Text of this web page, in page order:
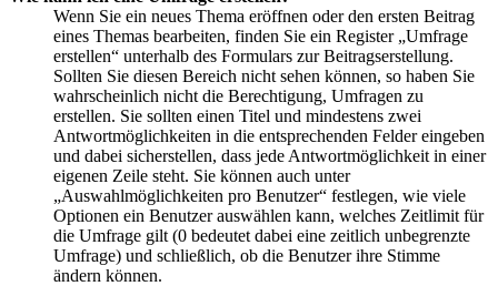
Wenn Sie ein neues Thema eröffnen oder den ersten Beitrag
eines Themas bearbeiten, finden Sie ein Register „Umfrage
erstellen“ unterhalb des Formulars zur Beitragserstellung.
Sollten Sie diesen Bereich nicht sehen können, so haben Sie
wahrscheinlich nicht die Berechtigung, Umfragen zu
erstellen. Sie sollten einen Titel und mindestens zwei
Antwortmöglichkeiten in die entsprechenden Felder eingeben
und dabei sicherstellen, dass jede Antwortmöglichkeit in einer
eigenen Zeile steht. Sie können auch unter
„Auswahlmöglichkeiten pro Benutzer“ festlegen, wie viele
Optionen ein Benutzer auswählen kann, welches Zeitlimit für
die Umfrage gilt (0 bedeutet dabei eine zeitlich unbegrenzte
Umfrage) und schließlich, ob die Benutzer ihre Stimme
ändern können.